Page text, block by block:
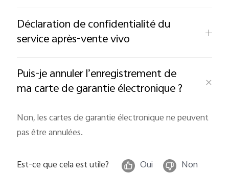
Déclaration de confidentialité du
service après-vente vivo
Puis-je annuler l’enregistrement de
ma carte de garantie électronique ?
Non, les cartes de garantie électronique ne peuvent
pas être annulées.
Est-ce que cela est utile? Oui Non